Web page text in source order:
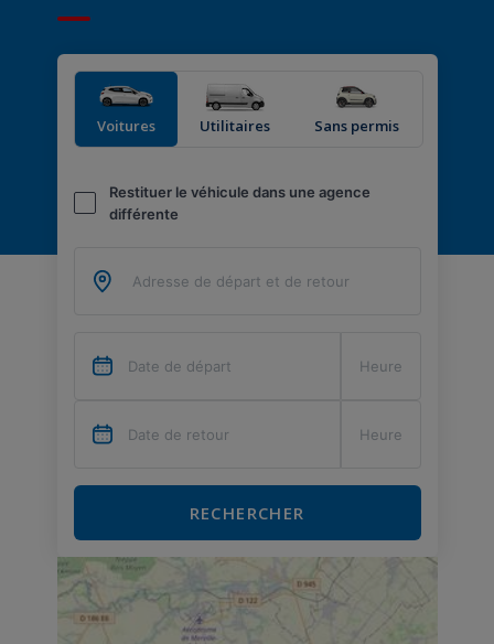
Voitures Utilitaires Sans permis
Restituer le véhicule dans une agence
différente
RECHERCHER